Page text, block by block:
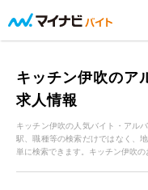
キッチン伊吹のア
求人情報
キッチン伊吹の人気バイト・アル
駅、職種等の検索だけではなく、
単に検索できます。キッチン伊吹